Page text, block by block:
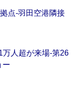
点‐羽田空港隣接
万人超が来場‐第26
ー